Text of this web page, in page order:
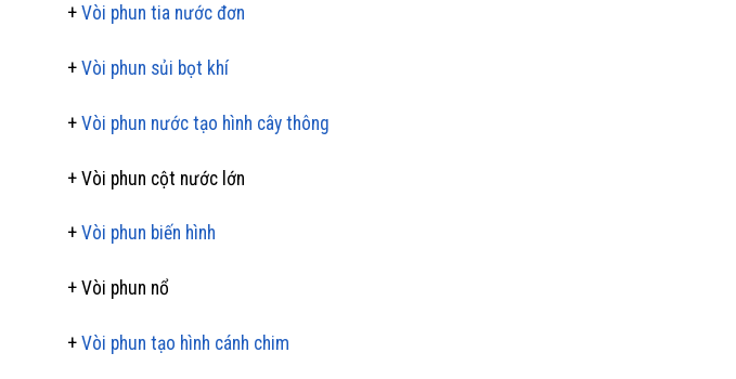
+ Vòi phun tia nước đơn
+ Vòi phun sủi bọt khí
+ Vòi phun nước tạo hình cây thông
+ Vòi phun cột nước lớn
+ Vòi phun biến hình
+ Vòi phun nổ
+ Vòi phun tạo hình cánh chim